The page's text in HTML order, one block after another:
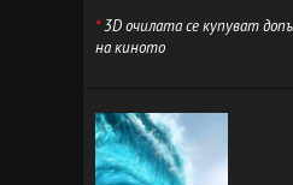
*3D очилата се купуват
на киното